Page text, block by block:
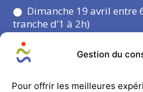
Gestion du
Pour offrir les meilleures
Dimanche 19 avril entre
tranche d’1 à 2h)
Les 2 jours